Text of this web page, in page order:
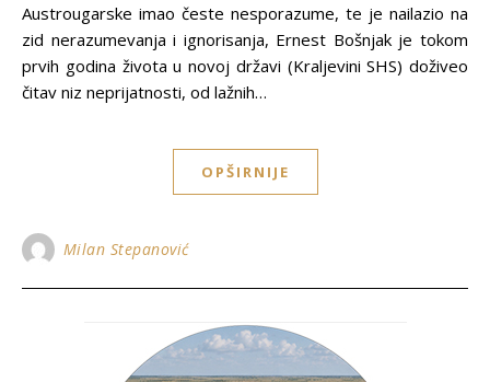
Austrougarske imao česte nesporazume, te je nailazio na
zid nerazumevanja i ignorisanja, Ernest Bošnjak je tokom
prvih godina života u novoj državi (Kraljevini SHS) doživeo
čitav niz neprijatnosti, od lažnih…
OPŠIRNIJE
Milan Stepanović